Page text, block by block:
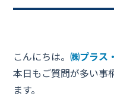
こんにちは。㈱プラス
本日もご質問が多い事
ます。